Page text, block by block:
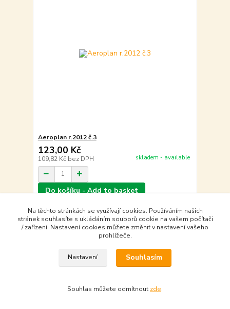
Aeroplan r.2012 č.3
123,00 Kč
109,82 Kč bez DPH skladem - available
Do košíku - Add to basket
strana z 1
Na těchto stránkách se využívají cookies. Používáním našich
stránek souhlasíte s ukládáním souborů cookie na vašem počítači
/ zařízení. Nastavení cookies můžete změnit v nastavení vašeho
prohlížeče.
Nastavení Souhlasím
Souhlas můžete odmítnout zde.